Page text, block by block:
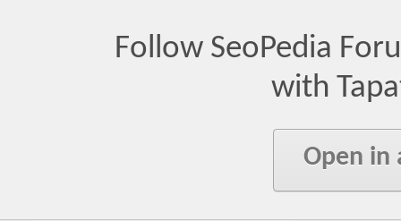
Follow SeoPedia
with
Open in